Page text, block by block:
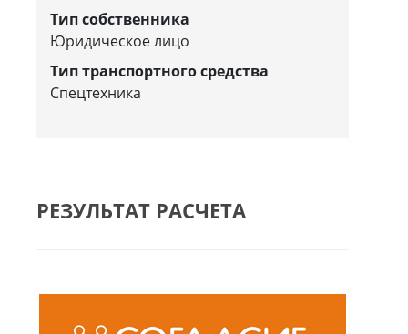
Тип собственника
Юридическое лицо
Тип транспортного средства
Спецтехника
РЕЗУЛЬТАТ РАСЧЕТА